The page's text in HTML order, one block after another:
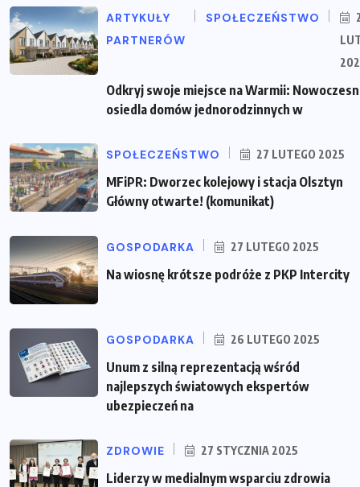
ARTYKUŁY
PARTNERÓW
SPOŁECZEŃSTWO
Odkryj swoje miejsce na Warmii:
osiedla domów jednorodzinnych w
SPOŁECZEŃSTWO 27 LUTEGO 2025
MFiPR: Dworzec kolejowy i stacja Olsztyn
Główny otwarte! (komunikat)
GOSPODARKA 27 LUTEGO 2025
Na wiosnę krótsze podróże z PKP Intercity
GOSPODARKA 26 LUTEGO 2025
Unum z silną reprezentacją wśród
najlepszych światowych ekspertów
ubezpieczeń na
ZDROWIE 27 STYCZNIA 2025
Liderzy w medialnym wsparciu zdrowia